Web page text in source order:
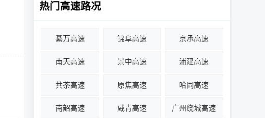
热门高速路况
綦万高速 锦阜高速 京承高速
南天高速 景中高速 浦建高速
共茶高速 原焦高速 哈同高速
南韶高速 威青高速 广州绕城高速